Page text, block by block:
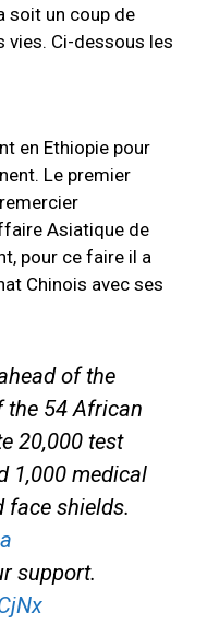
soit un coup de
vies. Ci-dessous les
en Ethiopie pour
Le premier
Asiatique de
pour ce faire il a
Chinois avec ses
of the
the 54 African
20,000 test
1,000 medical
face shields.
support.